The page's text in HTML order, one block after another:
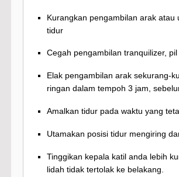
Kurangkan pengambilan arak
tidur
Cegah pengambilan tranquilizer,
Elak pengambilan arak sekurang-
ringan dalam tempoh 3 jam,
Amalkan tidur pada waktu yang
Utamakan posisi tidur mengiring
Tinggikan kepala katil anda lebih
lidah tidak tertolak ke belakang.